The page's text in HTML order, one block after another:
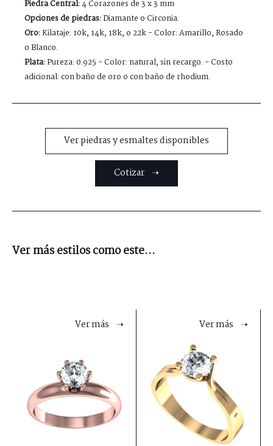
Piedra Central:4 Corazones de 3 x 3 mm
Opciones de piedras:Diamante o Circonia.
Oro:Kilataje: 10k, 14k, 18k, o 22k - Color: Amarillo, Rosado
o Blanco.
Plata:Pureza: 0.925 - Color: natural, sin recargo. - Costo
adicional: con baño de oro o con baño de rhodium.
Ver piedras y esmaltes disponibles
Cotizar ➝
Ver más estilos como este...
Ver más ➝ Ver más ➝